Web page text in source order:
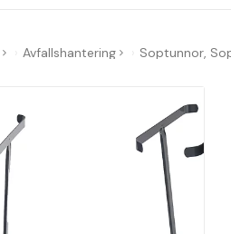
Avfallshantering